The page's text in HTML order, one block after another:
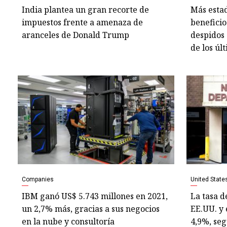
India plantea un gran recorte de
impuestos frente a amenaza de
aranceles de Donald Trump
Más
de los
Companies
IBM ganó US$ 5.743 millones en 2021,
un 2,7% más, gracias a sus negocios
en la nube y consultoría
United
La tasa
EE.UU.
4,9%,